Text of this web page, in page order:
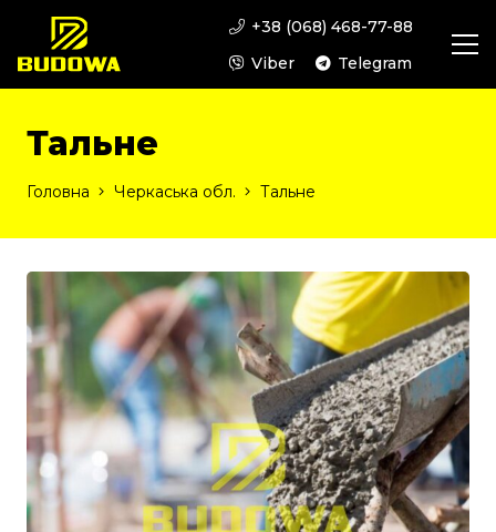
+38 (068) 468-77-88
Viber
Telegram
Тальне
Головна Черкаська обл. Тальне